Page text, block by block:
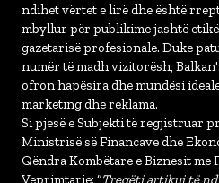
ndihet vërtet e lirë dhe është
mbyllur për publikime jashtë
gazetarisë profesionale. Duke
numër të madh vizitorësh,
ofron hapësira dhe mundësi
marketing dhe reklama.
Si pjesë e Subjekti të regjistruar
Ministrisë së Financave dhe
Qëndra Kombëtare e Biznesit me
Veprimtarie: “Tregëti artikuj të